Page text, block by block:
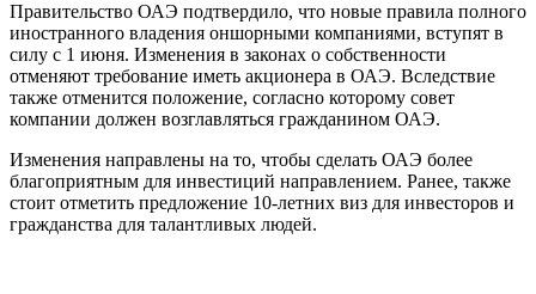
Правительство ОАЭ подтвердило, что новые правила полного
иностранного владения оншорными компаниями, вступят в
силу с 1 июня. Изменения в законах о собственности
отменяют требование иметь акционера в ОАЭ. Вследствие
также отменится положение, согласно которому совет
компании должен возглавляться гражданином ОАЭ.
Изменения направлены на то, чтобы сделать ОАЭ более
благоприятным для инвестиций направлением. Ранее, также
стоит отметить предложение 10-летних виз для инвесторов и
гражданства для талантливых людей.